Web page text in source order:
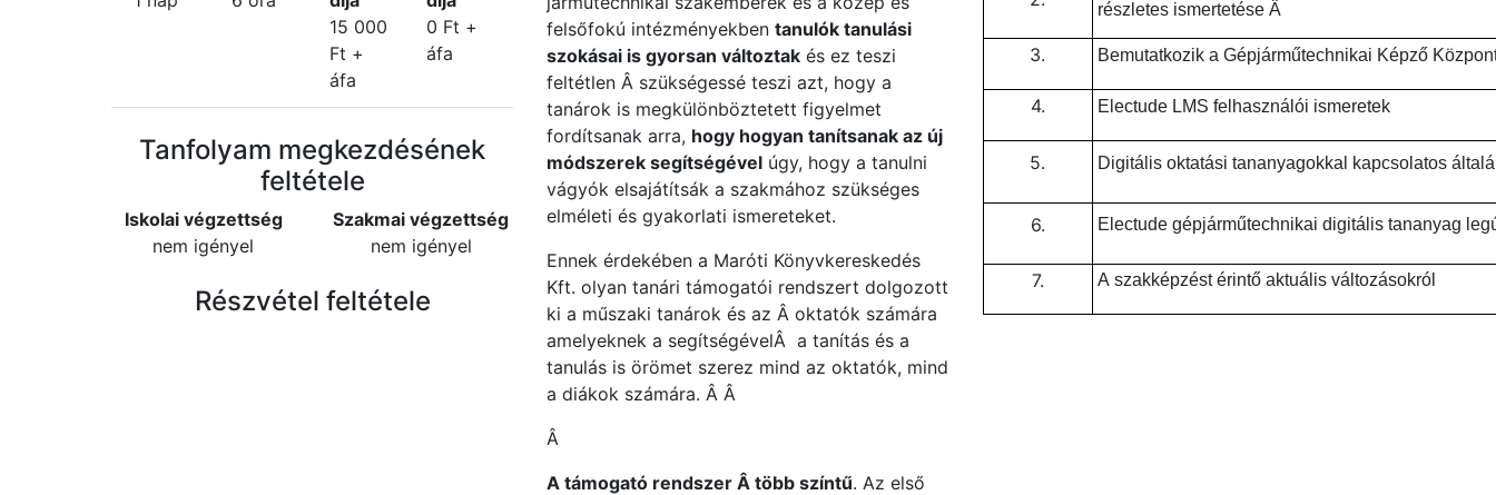
15 000
Ft +
áfa
0 Ft +
áfa
Tanfolyam megkezdésének
feltétele
Iskolai végzettség
nem igényel
Szakmai végzettség
nem igényel
Részvétel feltétele
felsőfokú intézményekbentanulók tanulási
szokásai is gyorsan változtak és ez teszi
feltétlen Â szükségessé teszi azt, hogy a
tanárok is megkülönböztetett figyelmet
fordítsanak arra, hogy hogyan tanítsanak az új
módszerek segítségével úgy, hogy a tanulni
vágyók elsajátítsák a szakmához szükséges
elméleti és gyakorlati ismereteket.
Ennek érdekében a Maróti Könyvkereskedés
Kft. olyan tanári támogatói rendszert dolgozott
ki a műszaki tanárok és az Â oktatók számára
amelyeknek a segítségévelÂ a tanítás és a
tanulás is örömet szerez mind az oktatók, mind
a diákok számára. Â Â
Â
A támogató rendszer Â több színtű. Az első
részletes ismertetése Â
3. Bemutatkozik a Gépjárműtechnikai Képző
4. Electude LMS felhasználói ismeretek
5. Digitális oktatási tananyagokkal
6. Electude gépjárműtechnikai
7. A szakképzést érintő aktuális változásokról